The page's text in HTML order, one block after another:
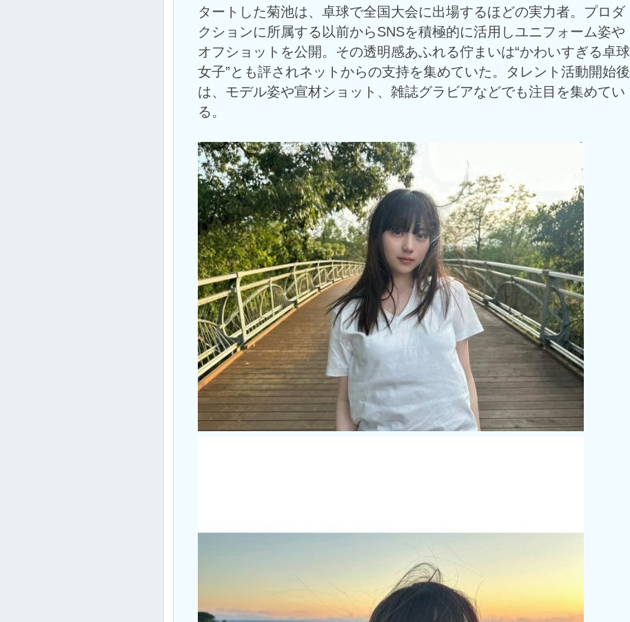
タートした菊池は、卓球で全国大会に出場するほどの実力者。プロダ
クションに所属する以前からSNSを積極的に活用しユニフォーム姿や
オフショットを公開。その透明感あふれる佇まいは“かわいすぎる卓球
女子”とも評されネットからの支持を集めていた。タレント活動開始後
は、モデル姿や宣材ショット、雑誌グラビアなどでも注目を集めてい
る。